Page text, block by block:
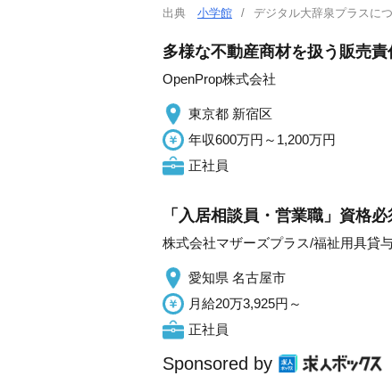
出典 小学館 デジタル大辞泉プラス
多様な不動産商材を扱う販売
OpenProp株式会社
東京都 新宿区
年収600万円～1,200万円
正社員
「入居相談員・営業職」資格
株式会社マザーズプラス/福祉用具貸
愛知県 名古屋市
月給20万3,925円～
正社員
Sponsored by